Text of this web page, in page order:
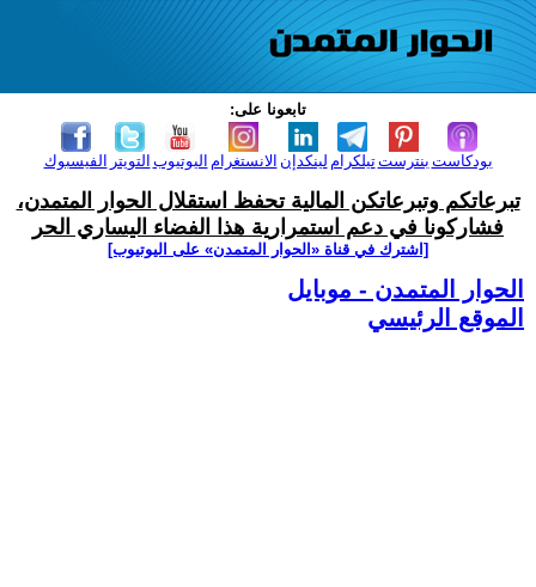
تابعونا على:
الفيسبوك التويتر اليوتيوب الانستغرام لينكدإن تيلكرامبنترست بودكاست
تبرعاتكم وتبرعاتكن المالية تحفظ استقلال الحوار المتمدن،
فشاركونا في دعم استمرارية هذا الفضاء اليساري الحر
[اشترك في قناة ‫«الحوار المتمدن» على اليوتيوب]
الحوار المتمدن - موبايل
الموقع الرئيسي